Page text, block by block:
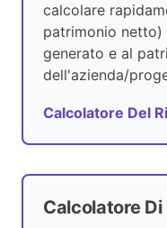
calcolare
patrimonio
generato e al
dell'azienda/
Calcolatore Del
Calcolatore